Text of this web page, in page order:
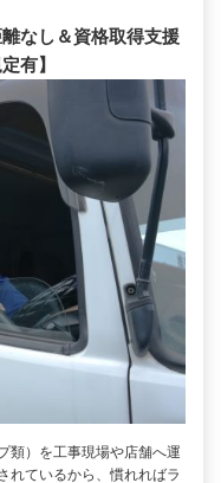
なし＆資格取得支援
有】
類）を工事現場や店舗へ運
れているから、慣れればラ